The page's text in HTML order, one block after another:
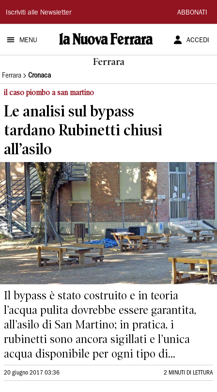
La
Nuova
Ferrara
Iscriviti alle Newsletter ABBONATI
MENU ACCEDI
Ferrara
Ferrara Cronaca
il caso piombo a san martino
Le analisi sul bypass
tardano Rubinetti chiusi
all’asilo
Il bypass è stato costruito e in teoria
l’acqua pulita dovrebbe essere garantita,
all’asilo di San Martino; in pratica, i
rubinetti sono ancora sigillati e l’unica
acqua disponibile per ogni tipo di...
20 giugno 2017 03:36 2 MINUTI DI LETTURA